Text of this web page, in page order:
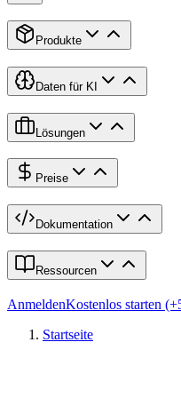
Produkte
Daten für KI
Lösungen
Preise
Dokumentation
Ressourcen
AnmeldenKostenlos starten
Startseite